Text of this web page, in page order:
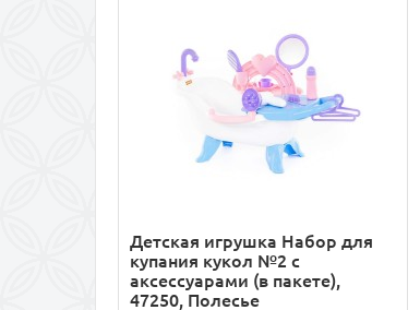
Детская игрушка Набор для
купания кукол №2 с
аксессуарами (в пакете),
47250, Полесье